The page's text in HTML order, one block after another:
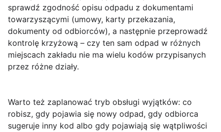
sprawdź zgodność opisu odpadu z dokumentami
towarzyszącymi (umowy, karty przekazania,
dokumenty od odbiorców), a następnie przeprowadź
kontrolę krzyżową – czy ten sam odpad w różnych
miejscach zakładu nie ma wielu kodów przypisanych
przez różne działy.
Warto też zaplanować tryb obsługi wyjątków: co
robisz, gdy pojawia się nowy odpad, gdy odbiorca
sugeruje inny kod albo gdy pojawiają się wątpliwości